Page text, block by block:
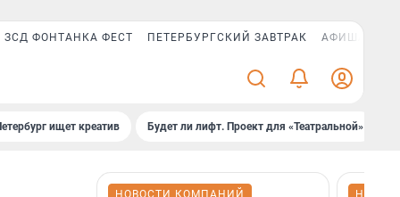
ЗСД ФОНТАНКА ФЕСТ ПЕТЕРБУРГСКИЙ ЗАВТРАК АФИША PLUS
ищет креатив Будет ли лифт. Проект для «Театральной»
НОВОСТИ КОМПАНИЙ